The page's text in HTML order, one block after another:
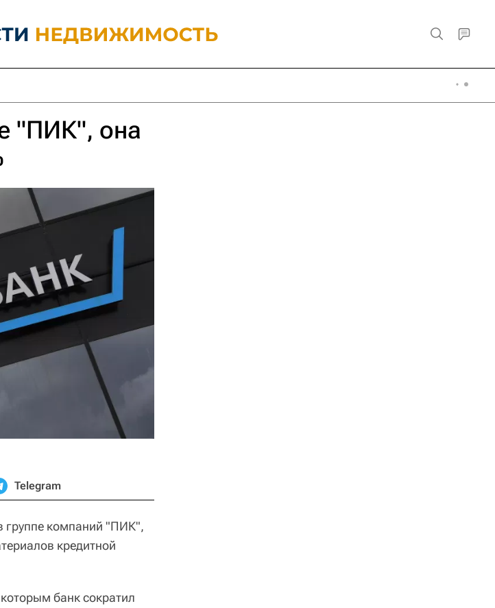
"ПИК", она
Telegram
группе компаний "ПИК",
кредитной
банк сократил